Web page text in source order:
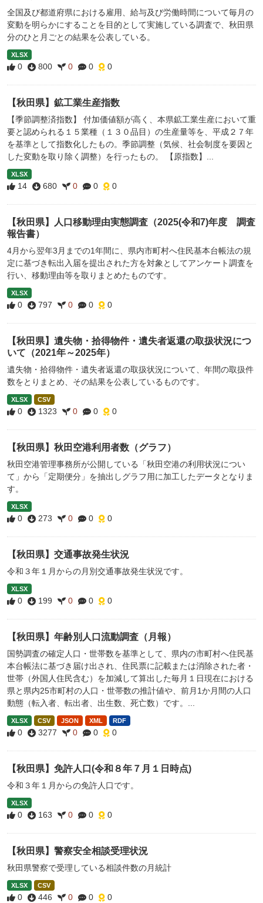
全国及び都道府県における雇用、給与及び労働時間について毎月の
変動を明らかにすることを目的として実施している調査で、秋田県
分のひと月ごとの結果を公表している。
XLSX
0 800 0 0 0
【秋田県】鉱工業生産指数
【季節調整済指数】 付加価値額が高く、本県鉱工業生産において重
要と認められる１５業種（１３０品目）の生産量等を、平成２７年
を基準として指数化したもの。季節調整（気候、社会制度を要因と
した変動を取り除く調整）を行ったもの。 【原指数】...
XLSX
14 680 0 0 0
【秋田県】人口移動理由実態調査（2025(令和7)年度 調査
報告書）
4月から翌年3月までの1年間に、県内市町村へ住民基本台帳法の規
定に基づき転出入届を提出された方を対象としてアンケート調査を
行い、移動理由等を取りまとめたものです。
XLSX
0 797 0 0 0
【秋田県】遺失物・拾得物件・遺失者返還の取扱状況につ
いて（2021年～2025年）
遺失物・拾得物件・遺失者返還の取扱状況について、年間の取扱件
数をとりまとめ、その結果を公表しているものです。
XLSX CSV
0 1323 0 0 0
【秋田県】秋田空港利用者数（グラフ）
秋田空港管理事務所が公開している「秋田空港の利用状況につい
て」から「定期便分」を抽出しグラフ用に加工したデータとなりま
す。
XLSX
0 273 0 0 0
【秋田県】交通事故発生状況
令和３年１月からの月別交通事故発生状況です。
XLSX
0 199 0 0 0
【秋田県】年齢別人口流動調査（月報）
国勢調査の確定人口・世帯数を基準として、県内の市町村へ住民基
本台帳法に基づき届け出され、住民票に記載または消除された者・
世帯（外国人住民含む）を加減して算出した毎月１日現在における
県と県内25市町村の人口・世帯数の推計値や、前月1か月間の人口
動態（転入者、転出者、出生数、死亡数）です。...
XLSX CSV JSON XML RDF
0 3277 0 0 0
【秋田県】免許人口(令和８年７月１日時点)
令和３年１月からの免許人口です。
XLSX
0 163 0 0 0
【秋田県】警察安全相談受理状況
秋田県警察で受理している相談件数の月統計
XLSX CSV
0 446 0 0 0